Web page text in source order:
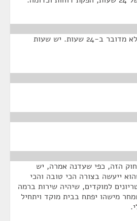
זה הכל מופיע בחקיקה. לא מדובר ב-24 שעות. יש שעות
הזה, כפי שעדנה אמרה, יש
ייעשה בצורה הכי טובה והכי
למוקדים, שיהיה שירות ברמה
מישהו יפתח בבית מוקד ויתחיל